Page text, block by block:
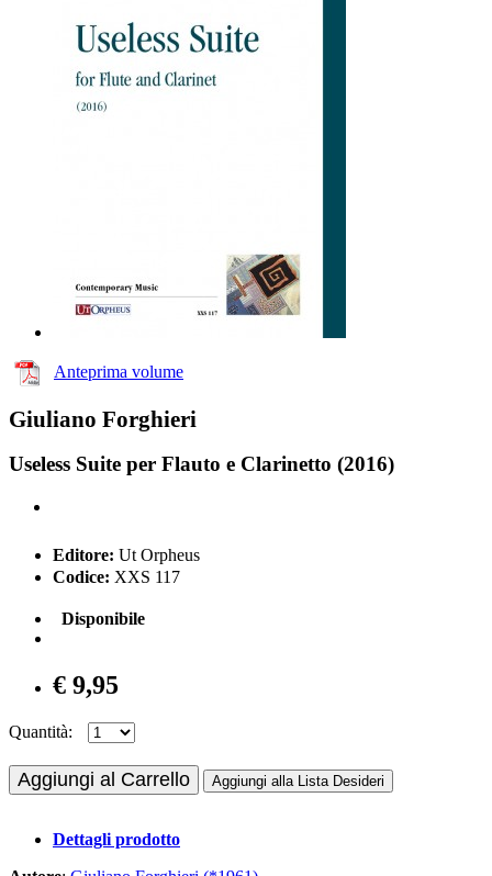
Anteprima volume
Giuliano Forghieri
Useless Suite per Flauto e Clarinetto (2016)
Editore: Ut Orpheus
Codice: XXS 117
Disponibile
€ 9,95
Quantità:
Aggiungi al Carrello Aggiungi alla Lista Desideri
Dettagli prodotto